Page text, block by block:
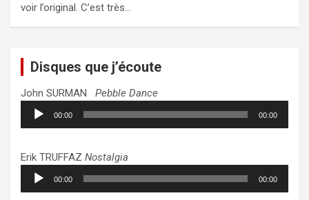
voir l’original. C’est très…
Disques que j’écoute
John SURMAN Pebble Dance
Lecteur
audio
00:00 00:00
Erik TRUFFAZ Nostalgia
Lecteur
audio
00:00 00:00